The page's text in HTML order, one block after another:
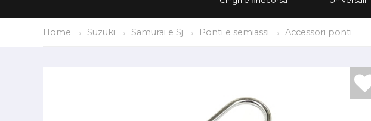
Home Suzuki Samurai e Sj Ponti e semiassi Accessori ponti